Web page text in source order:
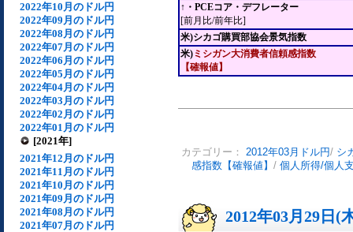
2022年10月のドル円
2022年09月のドル円
2022年08月のドル円
2022年07月のドル円
2022年06月のドル円
2022年05月のドル円
2022年04月のドル円
2022年03月のドル円
2022年02月のドル円
2022年01月のドル円
[2021年]
2021年12月のドル円
2021年11月のドル円
2021年10月のドル円
2021年09月のドル円
2021年08月のドル円
2021年07月のドル円
↑・PCEコア・デフレーター
[前月比/前年比]
米)シカゴ購買部協会景気指数
米) ミシガン大消費者信頼感指数
【確報値】
カテゴリー： 2012年03月ドル円/ シ
感指数【確報値】 / 個人所得/個人
2012年03月29日(